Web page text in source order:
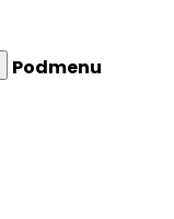
Podmenu